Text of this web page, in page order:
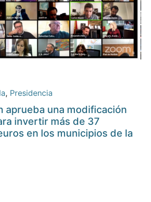
, Presidencia
aprueba una modificación
invertir más de 37
en los municipios de la